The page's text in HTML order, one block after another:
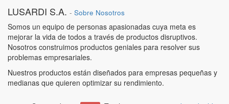
LUSARDI S.A. - Sobre Nosotros
Somos un equipo de personas apasionadas cuya meta es
mejorar la vida de todos a través de productos disruptivos.
Nosotros construimos productos geniales para resolver sus
problemas empresariales.
Nuestros productos están diseñados para empresas pequeñas y
medianas que quieren optimizar su rendimiento.